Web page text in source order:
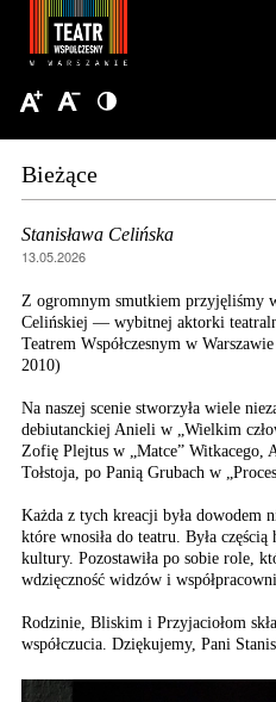
Bieżące
Stanisława Celińska
13.05.2026
Z ogromnym smutkiem przyjęliśmy
Celińskiej — wybitnej aktorki
Teatrem Współczesnym w
2010)
Na naszej scenie stworzyła wiele
debiutanckiej Anieli w „Wielkim
Zofię Plejtus w „Matce” Witkacego,
Tołstoja, po Panią Grubach w
Każda z tych kreacji była dowodem
które wnosiła do teatru. Była
kultury. Pozostawiła po sobie role,
wdzięczność widzów i
Rodzinie, Bliskim i Przyjaciołom
współczucia. Dziękujemy, Pani